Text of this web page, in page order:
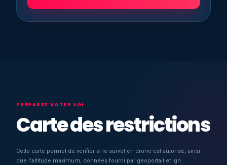
PRÉPAREZ VOTRE VOL
Carte des restrictions
Cette carte permet de vérifier si le survol en drone est autorisé, ainsi
que l'altitude maximum, données fourni par geoportail et ign